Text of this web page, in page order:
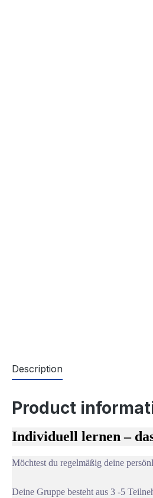
Description
Product
Individuell lernen –
Möchtest du regelmäßig deine
Deine Gruppe besteht aus 3 -5